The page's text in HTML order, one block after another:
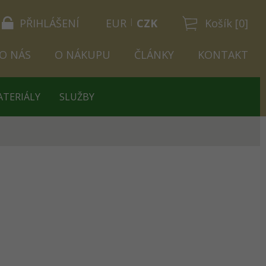
PŘIHLÁŠENÍ Košík [0]
EUR CZK
O NÁS O NÁKUPU ČLÁNKY KONTAKT
SLUŽBY